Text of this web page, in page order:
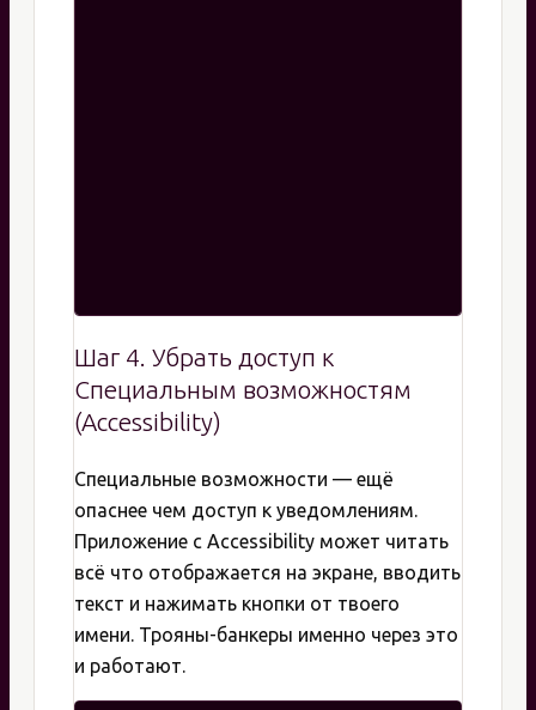
Шаг 4. Убрать доступ к
Специальным возможностям
(Accessibility)
Специальные возможности — ещё
опаснее чем доступ к уведомлениям.
Приложение с Accessibility может читать
всё что отображается на экране, вводить
текст и нажимать кнопки от твоего
имени. Трояны-банкеры именно через это
и работают.